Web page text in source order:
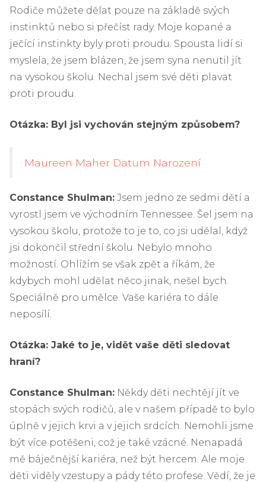
Rodiče můžete dělat pouze na základě svých
instinktů nebo si přečíst rady. Moje kopané a
ječící instinkty byly proti proudu. Spousta lidí si
myslela, že jsem blázen, že jsem syna nenutil jít
na vysokou školu. Nechal jsem své děti plavat
proti proudu.
Otázka: Byl jsi vychován stejným způsobem?
Maureen Maher Datum Narození
Constance Shulman: Jsem jedno ze sedmi dětí a
vyrostl jsem ve východním Tennessee. Šel jsem na
vysokou školu, protože to je to, co jsi udělal, když
jsi dokončil střední školu. Nebylo mnoho
možností. Ohlížím se však zpět a říkám, že
kdybych mohl udělat něco jinak, nešel bych.
Speciálně pro umělce. Vaše kariéra to dále
neposílí.
Otázka: Jaké to je, vidět vaše děti sledovat
hraní?
Constance Shulman: Někdy děti nechtějí jít ve
stopách svých rodičů, ale v našem případě to bylo
úplně v jejich krvi a v jejich srdcích. Nemohli jsme
být více potěšeni, což je také vzácné. Nenapadá
mě báječnější kariéra, než být hercem. Ale moje
děti viděly vzestupy a pády této profese. Vědí, že je